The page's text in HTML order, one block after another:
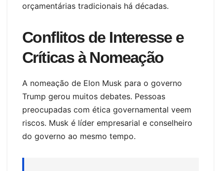
orçamentárias tradicionais há décadas.
Conflitos de Interesse e
Críticas à Nomeação
A nomeação de Elon Musk para o governo
Trump gerou muitos debates. Pessoas
preocupadas com ética governamental veem
riscos. Musk é líder empresarial e conselheiro
do governo ao mesmo tempo.